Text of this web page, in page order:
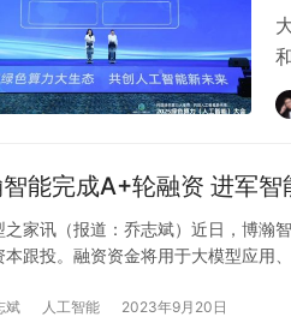
能完成A+轮融资 进军智
之家讯（报道：乔志斌）近日，博瀚
本跟投。融资资金将用于大模型应用
斌 人工智能 2023年9月20日